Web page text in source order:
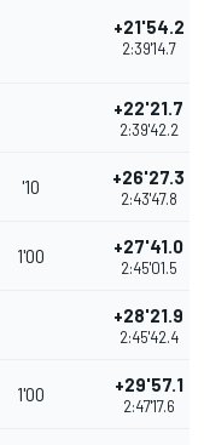
+21'54.2
2:39'14.7
+22'21.7
2:39'42.2
'10 +26'27.3
2:43'47.8
1'00 +27'41.0
2:45'01.5
+28'21.9
2:45'42.4
1'00 +29'57.1
2:47'17.6